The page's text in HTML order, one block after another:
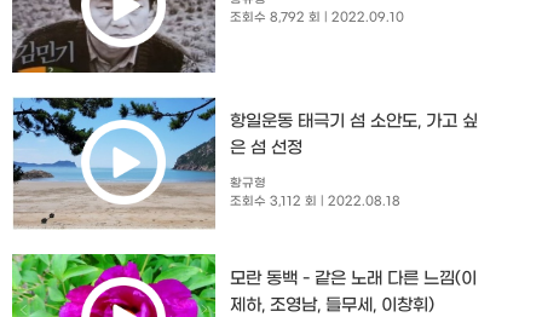
조회수 8,792 회
| 2022.09.10
항일운동 태극기 섬 소안도, 가고 싶
은 섬 선정
황규형
조회수 3,112 회
| 2022.08.18
모란 동백 - 같은 노래 다른 느낌(이
제하, 조영남, 들무세, 이창휘)